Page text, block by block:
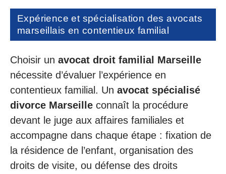
Expérience et spécialisation des avocats
marseillais en contentieux familial
Choisir un avocat droit familial Marseille
nécessite d’évaluer l’expérience en
contentieux familial. Un avocat spécialisé
divorce Marseille connaît la procédure
devant le juge aux affaires familiales et
accompagne dans chaque étape : fixation de
la résidence de l’enfant, organisation des
droits de visite, ou défense des droits